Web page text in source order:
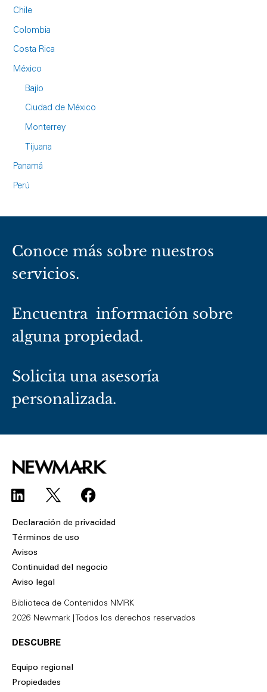
Chile
Colombia
Costa Rica
México
Bajío
Ciudad de México
Monterrey
Tijuana
Panamá
Perú
Conoce más sobre nuestros
servicios.
Encuentra información sobre
alguna propiedad.
Solicita una asesoría
personalizada.
L
i
n
k
e
d
F
a
o
Declaración de privacidad
Términos de uso
Avisos
Continuidad del negocio
Aviso legal
Biblioteca de Contenidos NMRK
2026 Newmark | Todos los derechos reservados
DESCUBRE
Equipo regional
Propiedades